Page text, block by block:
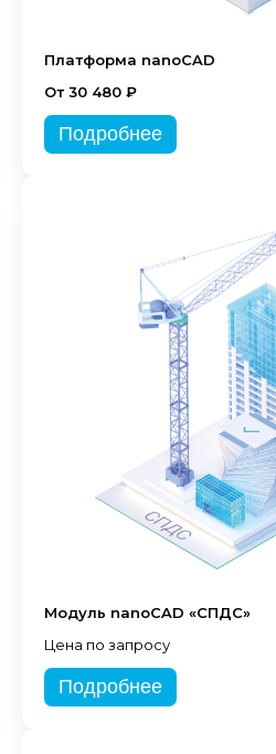
Платформа nanoCAD
От 30 480 ₽
Подробнее
Модуль nanoCAD «СПДС»
Цена по запросу
Подробнее